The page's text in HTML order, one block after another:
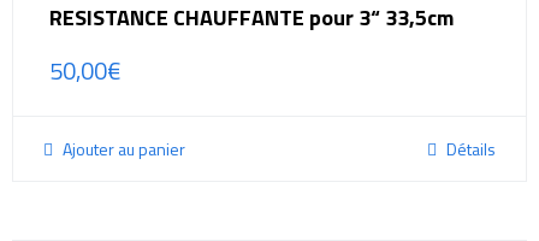
RESISTANCE CHAUFFANTE pour 3“ 33,5cm
50,00€
Ajouter au panier Détails